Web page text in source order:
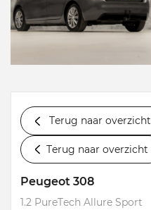
Terug naar overzicht
Terug naar overzicht
Peugeot 308
1.2 PureTech Allure Sport